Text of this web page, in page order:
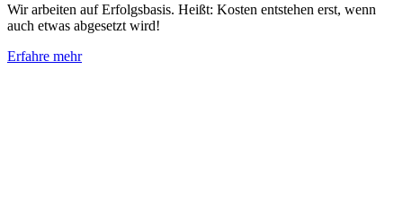
Wir arbeiten auf Erfolgsbasis. Heißt: Kosten entstehen erst, wenn
auch etwas abgesetzt wird!
Erfahre mehr